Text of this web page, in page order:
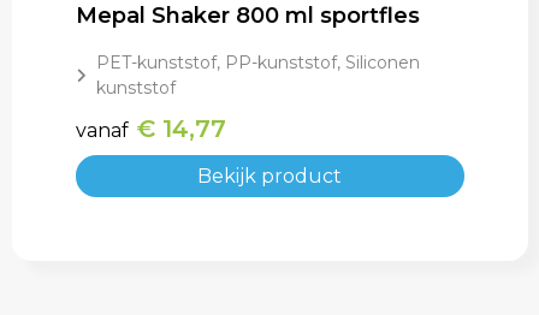
Mepal Shaker 800 ml sportfles
PET-kunststof, PP-kunststof, Siliconen
kunststof
vanaf € 14,77
Bekijk product